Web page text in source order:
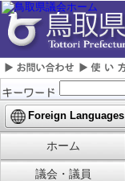
Foreign Languages
ホーム
議会・議員